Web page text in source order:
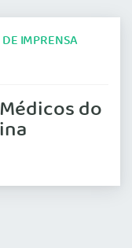
IMPRENSA
do